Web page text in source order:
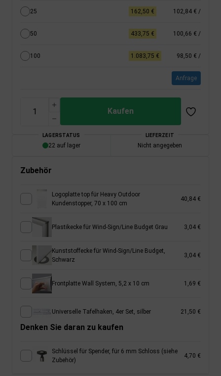
25 162,50 € 102,84 € /
50 433,75 € 100,66 € /
100 1.083,75 € 98,50 € /
Anfrage
Kaufen
LAGERSTATUS
22 auf lager
LIEFERZEIT
Nicht angegeben
Zubehör
Logoplatte top für Heavy Outdoor
Kundenstopper, 70 x 100 cm
40,84 €
Plastikecke für Wind-Sign/Line Budget Grau 3,04 €
Kunststoffecke für Wind-Sign/Line Budget,
Schwarz
3,04 €
Frontplatte Wall System, 5,2 x 10 cm 1,69 €
Universelle Tafelhaken, 4er Set, silber 21,50 €
Denken Sie daran zu kaufen
Schlüssel für Spender, für 6 mm Schloss (siehe
Zubehör)
4,70 €